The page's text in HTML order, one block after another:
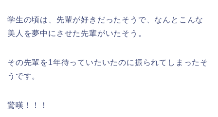
学生の頃は、先輩が好きだったそうで、なんとこんな
美人を夢中にさせた先輩がいたそう。
その先輩を1年待っていたいたのに振られてしまったそ
うです。
驚嘆！！！